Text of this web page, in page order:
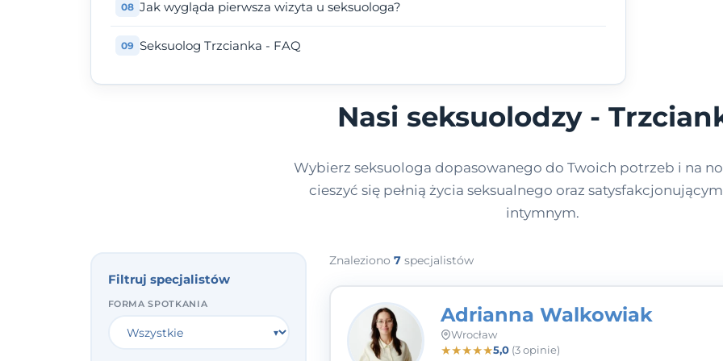
Jak wygląda pierwsza wizyta u seksuologa?
Seksuolog Trzcianka - FAQ
Nasi seksuolodzy -
Wybierz seksuologa dopasowanego do Twoich potrzeb i na
cieszyć się pełnią życia seksualnego oraz
intymnym.
Filtruj specjalistów
FORMA SPOTKANIA
Znaleziono 7 specjalistów
Adrianna Walkowiak
Wrocław
★★★★★5,0(3 opinie)